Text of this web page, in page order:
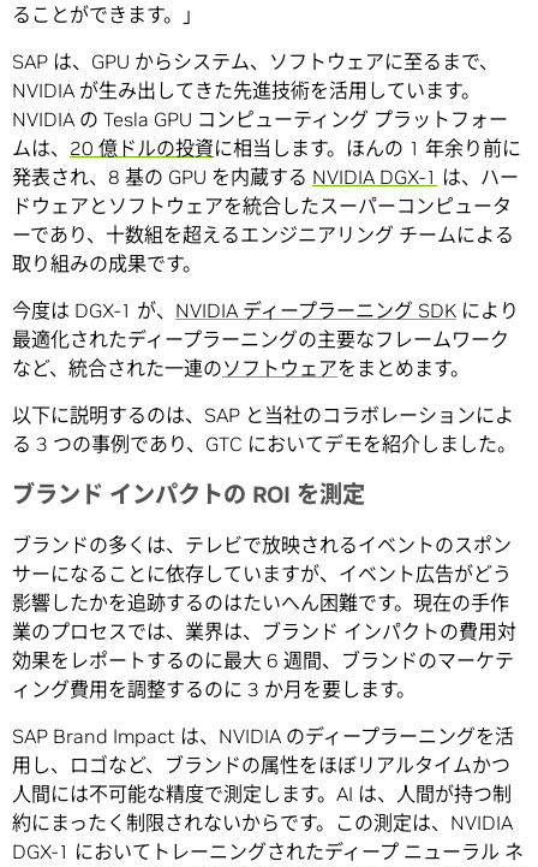
ることができます。」
SAP は、GPU からシステム、ソフトウェアに至るまで、
NVIDIA が生み出してきた先進技術を活用しています。
NVIDIA の Tesla GPU コンピューティング プラットフォー
ムは、 20 億ドルの投資に相当します。ほんの 1 年余り前に
発表され、8 基の GPU を内蔵する NVIDIA DGX-1 は、ハー
ドウェアとソフトウェアを統合したスーパーコンピュータ
ーであり、十数組を超えるエンジニアリング チームによる
取り組みの成果です。
今度は DGX-1 が、 NVIDIA ディープラーニング SDK により
最適化されたディープラーニングの主要なフレームワーク
など、統合された一連のソフトウェアをまとめます。
以下に説明するのは、SAP と当社のコラボレーションによ
る 3 つの事例であり、GTC においてデモを紹介しました。
ブランド インパクトの ROI を測定
ブランドの多くは、テレビで放映されるイベントのスポン
サーになることに依存していますが、イベント広告がどう
影響したかを追跡するのはたいへん困難です。現在の手作
業のプロセスでは、業界は、ブランド インパクトの費用対
効果をレポートするのに最大 6 週間、ブランドのマーケテ
ィング費用を調整するのに 3 か月を要します。
SAP Brand Impact は、NVIDIA のディープラーニングを活
用し、ロゴなど、ブランドの属性をほぼリアルタイムかつ
人間には不可能な精度で測定します。AI は、人間が持つ制
約にまったく制限されないからです。この測定は、NVIDIA
DGX-1 においてトレーニングされたディープ ニューラル ネ